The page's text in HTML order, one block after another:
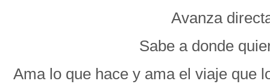
Avanza
Sabe a donde
Ama lo que hace y ama el viaje que